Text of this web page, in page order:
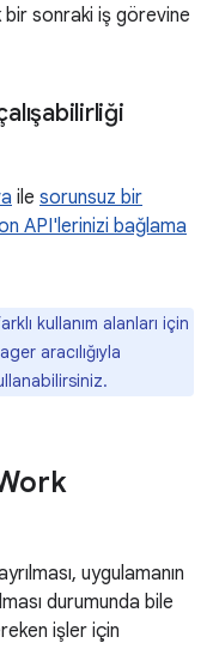
bir sonraki iş görevine
ile sorunsuz bir
API'lerinizi bağlama
kullanım alanları için
aracılığıyla
uygulamanın
durumunda bile
işler için